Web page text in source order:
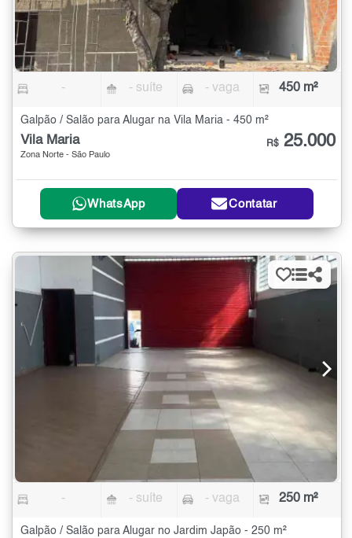
- - suíte - vaga 450 m²
Galpão / Salão para Alugar na Vila Maria - 450 m²
Vila Maria
Zona Norte - São Paulo
R$ 25.000
WhatsApp Contatar
- - suíte - vaga 250 m²
Galpão / Salão para Alugar no Jardim Japão - 250 m²